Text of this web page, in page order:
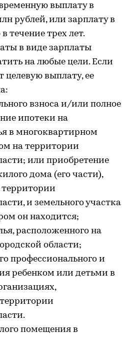
выплату в
рублей, или зарплату в
течение трех лет.
в виде зарплаты
на любые цели. Если
выплату, ее
взноса и/или полное
ипотеки на
в многоквартирном
на территории
или приобретение
дома (его части),
территории
и земельного участка
он находится;
расположенного на
области;
профессионального и
ребенком или детьми в
помещения в